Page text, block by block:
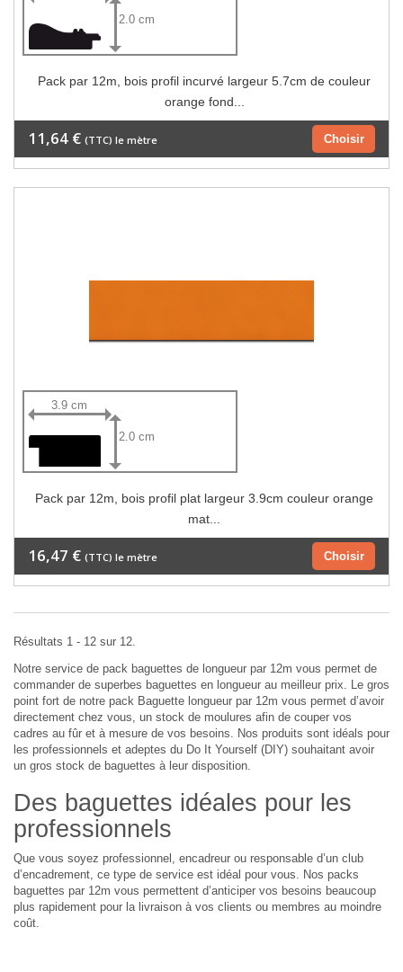
2.0 cm
Pack par 12m, bois profil incurvé largeur 5.7cm de couleur
orange fond...
Choisir
11,64 € (TTC) le mètre
3.9 cm
2.0 cm
Pack par 12m, bois profil plat largeur 3.9cm couleur orange
mat...
Choisir
16,47 € (TTC) le mètre
Résultats 1 - 12 sur 12.
Notre service de pack baguettes de longueur par 12m vous permet de
commander de superbes baguettes en longueur au meilleur prix. Le gros
point fort de notre pack Baguette longueur par 12m vous permet d’avoir
directement chez vous, un stock de moulures afin de couper vos
cadres au fûr et à mesure de vos besoins. Nos produits sont idéals pour
les professionnels et adeptes du Do It Yourself (DIY) souhaitant avoir
un gros stock de baguettes à leur disposition.
Des baguettes idéales pour les
professionnels
Que vous soyez professionnel, encadreur ou responsable d’un club
d’encadrement, ce type de service est idéal pour vous. Nos packs
baguettes par 12m vous permettent d’anticiper vos besoins beaucoup
plus rapidement pour la livraison à vos clients ou membres au moindre
coût.